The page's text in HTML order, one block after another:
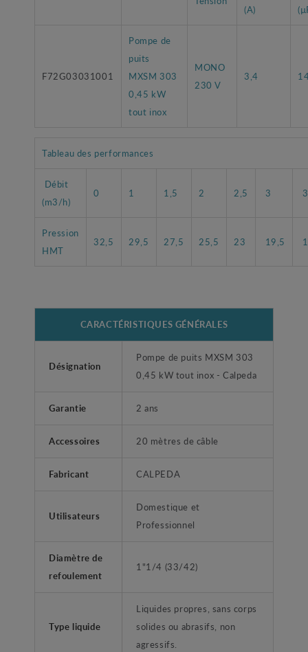
(A)
F72G03031001
Pompe de
puits
MXSM 303
0,45 kW
tout inox
MONO
230 V
3,4
Tableau des performances
Débit
(m3/h)
0 1 1,5 2 2,5 3
Pression
HMT
32,5 29,5 27,5 25,5 23 19,5
CARACTÉRISTIQUES GÉNÉRALES
Désignation
Pompe de puits MXSM 303
0,45 kW tout inox - Calpeda
Garantie 2 ans
Accessoires 20 mètres de câble
Fabricant CALPEDA
Utilisateurs
Domestique et
Professionnel
Diamètre de
refoulement
1"1/4 (33/42)
Type liquide
Liquides propres, sans corps
solides ou abrasifs, non
agressifs.